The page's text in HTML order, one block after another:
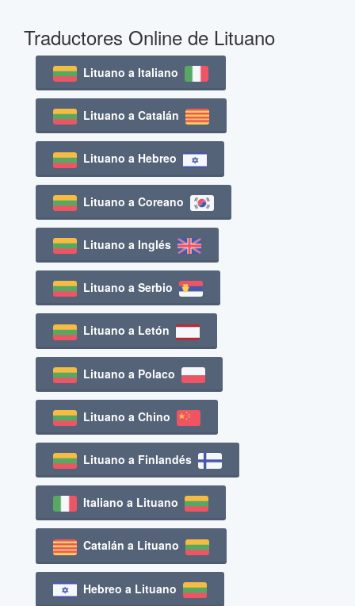
Traductores Online de Lituano
Lituano a Italiano
Lituano a Catalán
Lituano a Hebreo
Lituano a Coreano
Lituano a Inglés
Lituano a Serbio
Lituano a Letón
Lituano a Polaco
Lituano a Chino
Lituano a Finlandés
Italiano a Lituano
Catalán a Lituano
Hebreo a Lituano